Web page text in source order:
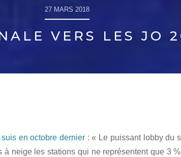
27 MARS 2018
VERS LES JO
en octobre dernier : « Le puissant lobby du
à neige les stations qui ne représentent que 3